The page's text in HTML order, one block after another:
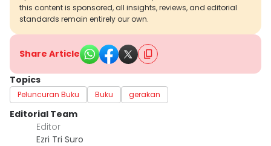
this content is sponsored, all insights, reviews, and editorial
standards remain entirely our own.
Share Article
Topics
Peluncuran Buku Buku gerakan
Editorial Team
Editor
Ezri Tri Suro